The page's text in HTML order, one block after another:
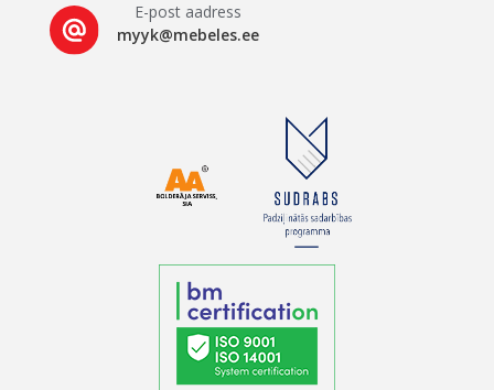
E-post aadress
myyk@mebeles.ee